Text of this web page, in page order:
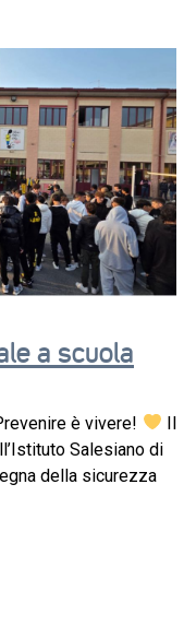
a scuola
è vivere!
Il
Salesiano di
della sicurezza